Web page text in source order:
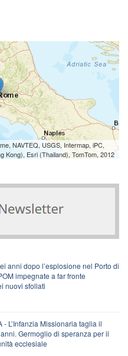
NAVTEQ, USGS, Intermap, iPC,
Kong), Esri (Thailand), TomTom, 2012
anni dopo l’esplosione nel Porto di
impegnate a far fronte
nuovi sfollati
- L’Infanzia Missionaria taglia il
Germoglio di speranza per il
ecclesiale